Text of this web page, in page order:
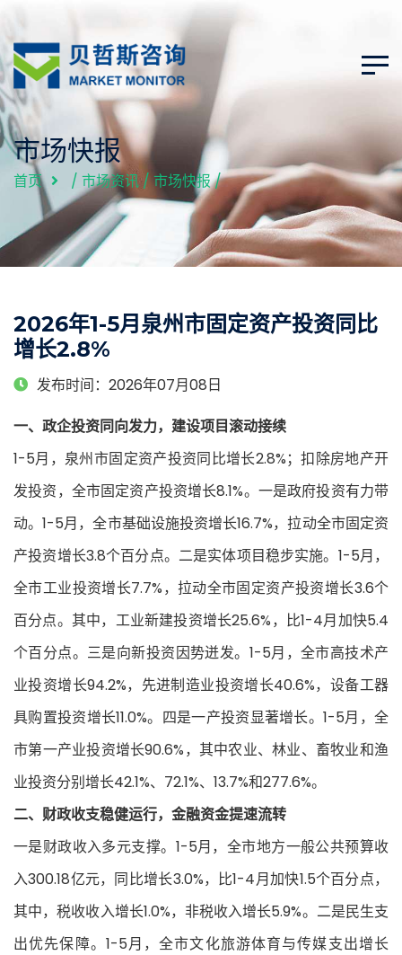
市场快报
首页 / 市场资讯/市场快报/
2026年1-5月泉州市固定资产投资同比
增长2.8%
发布时间：2026年07月08日
一、政企投资同向发力，建设项目滚动接续
1-5月，泉州市固定资产投资同比增长2.8%；扣除房地产开
发投资，全市固定资产投资增长8.1%。一是政府投资有力带
动。1-5月，全市基础设施投资增长16.7%，拉动全市固定资
产投资增长3.8个百分点。二是实体项目稳步实施。1-5月，
全市工业投资增长7.7%，拉动全市固定资产投资增长3.6个
百分点。其中，工业新建投资增长25.6%，比1-4月加快5.4
个百分点。三是向新投资因势迸发。1-5月，全市高技术产
业投资增长94.2%，先进制造业投资增长40.6%，设备工器
具购置投资增长11.0%。四是一产投资显著增长。1-5月，全
市第一产业投资增长90.6%，其中农业、林业、畜牧业和渔
业投资分别增长42.1%、72.1%、13.7%和277.6%。
二、财政收支稳健运行，金融资金提速流转
一是财政收入多元支撑。1-5月，全市地方一般公共预算收
入300.18亿元，同比增长3.0%，比1-4月加快1.5个百分点，
其中，税收收入增长1.0%，非税收入增长5.9%。二是民生支
出优先保障。1-5月，全市文化旅游体育与传媒支出增长